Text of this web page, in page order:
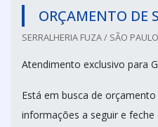
ORÇAMENTO DE
SERRALHERIA FUZA / SÃO
Atendimento exclusivo para
Está em busca de
informações a seguir e